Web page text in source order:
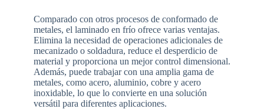
Comparado con otros procesos de conformado de
metales, el laminado en frío ofrece varias ventajas.
Elimina la necesidad de operaciones adicionales de
mecanizado o soldadura, reduce el desperdicio de
material y proporciona un mejor control dimensional.
Además, puede trabajar con una amplia gama de
metales, como acero, aluminio, cobre y acero
inoxidable, lo que lo convierte en una solución
versátil para diferentes aplicaciones.